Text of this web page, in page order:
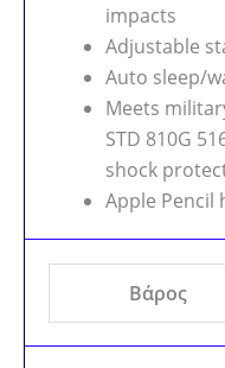
impacts
Adjustable
Auto sleep/
Meets
STD 810G
shock
Apple Pencil
Βάρος